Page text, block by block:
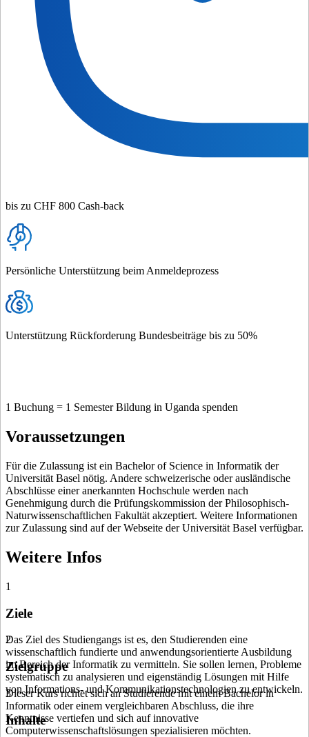
bis zu CHF 800 Cash-back
Persönliche Unterstützung beim Anmeldeprozess
Unterstützung Rückforderung Bundesbeiträge bis zu 50%
1 Buchung = 1 Semester Bildung in Uganda spenden
Voraussetzungen
Für die Zulassung ist ein Bachelor of Science in Informatik der
Universität Basel nötig. Andere schweizerische oder ausländische
Abschlüsse einer anerkannten Hochschule werden nach
Genehmigung durch die Prüfungskommission der Philosophisch-
Naturwissenschaftlichen Fakultät akzeptiert. Weitere Informationen
zur Zulassung sind auf der Webseite der Universität Basel verfügbar.
Weitere Infos
1
Ziele
Das Ziel des Studiengangs ist es, den Studierenden eine
wissenschaftlich fundierte und anwendungsorientierte Ausbildung
im Bereich der Informatik zu vermitteln. Sie sollen lernen, Probleme
systematisch zu analysieren und eigenständig Lösungen mit Hilfe
von Informations- und Kommunikationstechnologien zu entwickeln.
2
Zielgruppe
Dieser Kurs richtet sich an Studierende mit einem Bachelor in
Informatik oder einem vergleichbaren Abschluss, die ihre
Kenntnisse vertiefen und sich auf innovative
Computerwissenschaftslösungen spezialisieren möchten.
3
Inhalte